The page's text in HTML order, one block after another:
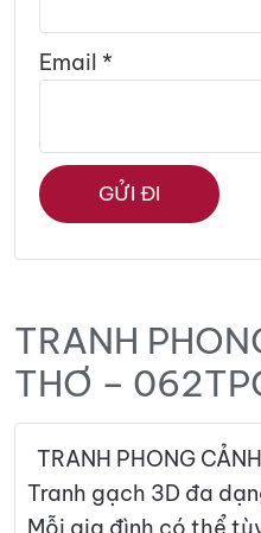
Email *
TRANH
THƠ –
TRANH PHONG
Tranh gạch 3D đa